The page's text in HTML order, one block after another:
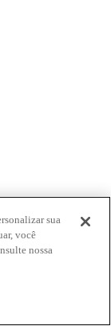
sua
você
nossa